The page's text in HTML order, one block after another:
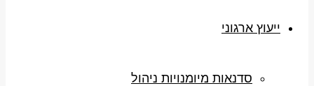
ייעוץ ארגוני
סדנאות מיומנויות ניהול